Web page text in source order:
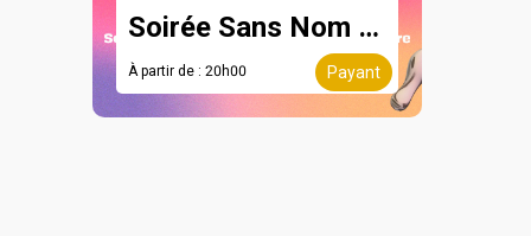
Soirée Sans Nom - 12 septembre
À partir de : 20h00 Payant